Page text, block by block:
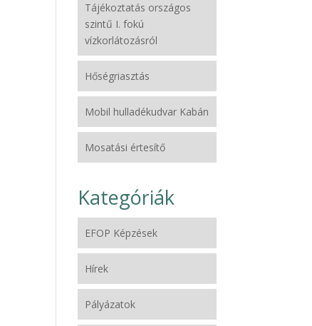
Tájékoztatás országos
szintű I. fokú
vízkorlátozásról
Hőségriasztás
Mobil hulladékudvar Kabán
Mosatási értesítő
Kategóriák
EFOP Képzések
Hírek
Pályázatok